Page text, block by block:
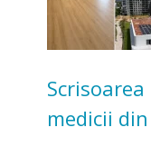
medicii